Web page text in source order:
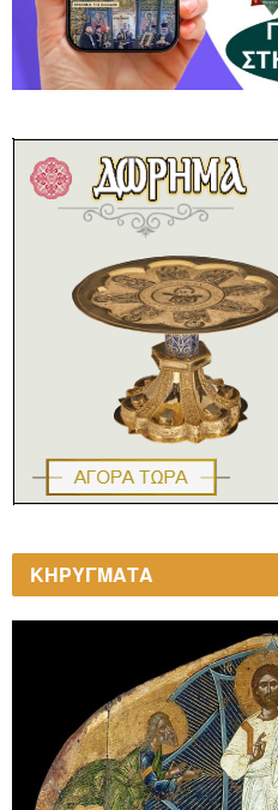
ΚΗΡΥΓΜΑΤΑ